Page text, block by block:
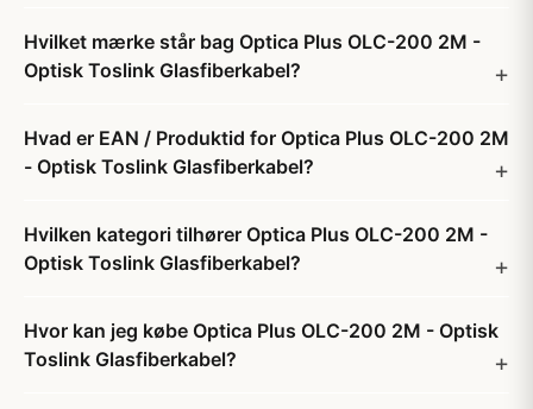
Hvilket mærke står bag Optica Plus OLC-200 2M -
Optisk Toslink Glasfiberkabel?
Hvad er EAN / Produktid for Optica Plus OLC-200 2M
- Optisk Toslink Glasfiberkabel?
Hvilken kategori tilhører Optica Plus OLC-200 2M -
Optisk Toslink Glasfiberkabel?
Hvor kan jeg købe Optica Plus OLC-200 2M - Optisk
Toslink Glasfiberkabel?